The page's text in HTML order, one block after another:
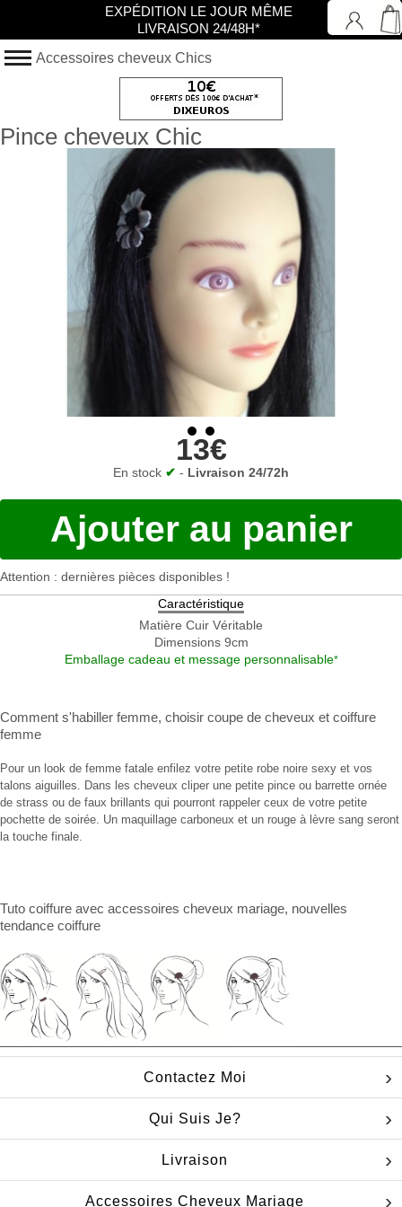
Accessoires cheveux Chics
Pince cheveux Chic
13€
En stock ✔ - Livraison 24/72h
Ajouter au panier
Attention : dernières pièces disponibles !
Caractéristique
Matière Cuir Véritable
Dimensions9cm
Emballage cadeau et message personnalisable*
Comment s'habiller femme, choisir coupe de cheveux et coiffure
femme
Pour un look de femme fatale enfilez votre petite robe noire sexy et vos
talons aiguilles. Dans les cheveux cliper une petite pince ou barrette ornée
de strass ou de faux brillants qui pourront rappeler ceux de votre petite
pochette de soirée. Un maquillage carboneux et un rouge à lèvre sang seront
la touche finale.
Tuto coiffure avec accessoires cheveux mariage, nouvelles
tendance coiffure
EXPÉDITION LE JOUR MÊME
LIVRAISON 24/48H*
Contactez Moi
Qui Suis Je?
Livraison
Accessoires Cheveux Mariage